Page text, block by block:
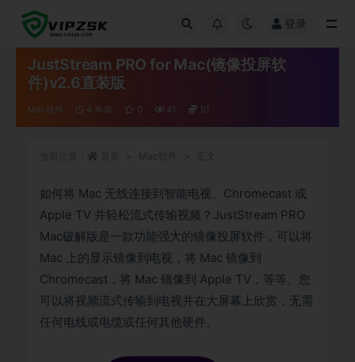
登录
JustStream PRO for Mac(镜像投屏软
件)v2.6直装版
Mac软件 4 年前 0 41 10
如何将 Mac 无线连接到智能电视、Chromecast 或
Apple TV 并轻松流式传输视频？JustStream PRO
Mac破解版是一款功能强大的镜像投屏软件，可以将
Mac 上的显示镜像到电视，将 Mac 镜像到
Chromecast，将 Mac 镜像到 Apple TV，等等。您
可以将视频流式传输到电视并在大屏幕上欣赏，无需
任何电线或电缆或任何其他硬件。